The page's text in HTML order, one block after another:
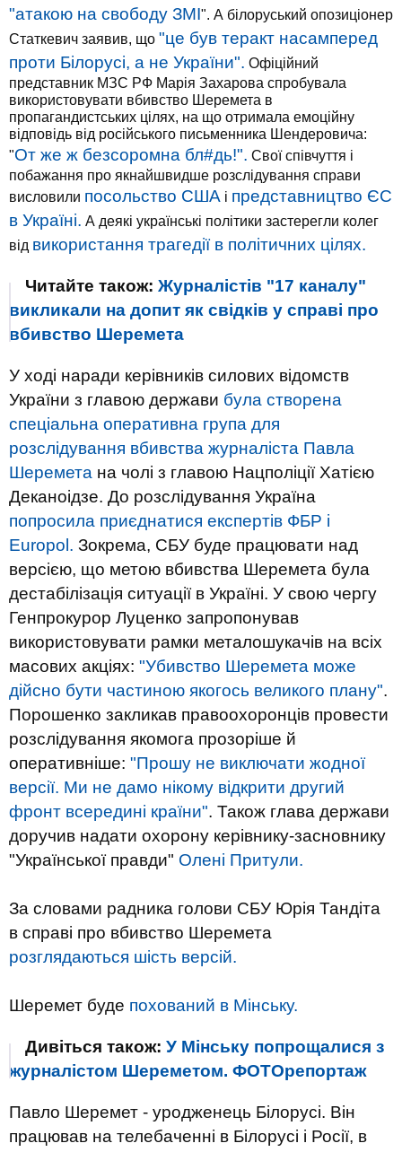
"атакою на свободу ЗМІ". А білоруський опозиціонер
Статкевич заявив, що "це був теракт насамперед
проти Білорусі, а не України". Офіційний
представник МЗС РФ Марія Захарова спробувала
використовувати вбивство Шеремета в
пропагандистських цілях, на що отримала емоційну
відповідь від російського письменника Шендеровича:
"От же ж безсоромна бл#дь!". Свої співчуття і
побажання про якнайшвидше розслідування справи
висловили посольство США і представництво ЄС
в Україні. А деякі українські політики застерегли колег
від використання трагедії в політичних цілях.
Читайте також: Журналістів "17 каналу"
викликали на допит як свідків у справі про
вбивство Шеремета
У ході наради керівників силових відомств
України з главою держави була створена
спеціальна оперативна група для
розслідування вбивства журналіста Павла
Шеремета на чолі з главою Нацполіції Хатією
Деканоідзе. До розслідування Україна
попросила приєднатися експертів ФБР і
Europol. Зокрема, СБУ буде працювати над
версією, що метою вбивства Шеремета була
дестабілізація ситуації в Україні. У свою чергу
Генпрокурор Луценко запропонував
використовувати рамки металошукачів на всіх
масових акціях: "Убивство Шеремета може
дійсно бути частиною якогось великого плану".
Порошенко закликав правоохоронців провести
розслідування якомога прозоріше й
оперативніше: "Прошу не виключати жодної
версії. Ми не дамо нікому відкрити другий
фронт всередині країни". Також глава держави
доручив надати охорону керівнику-засновнику
"Української правди" Олені Притули.
За словами радника голови СБУ Юрія Тандіта
в справі про вбивство Шеремета
розглядаються шість версій.
Шеремет буде похований в Мінську.
Дивіться також: У Мінську попрощалися з
журналістом Шереметом. ФОТОрепортаж
Павло Шеремет - уродженець Білорусі. Він
працював на телебаченні в Білорусі і Росії, в